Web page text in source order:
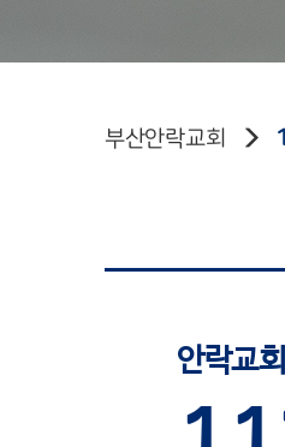
부산안락교회
안락교